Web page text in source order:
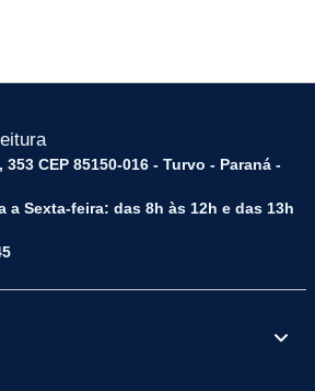
CEP 85150-016 - Turvo - Paraná -
a Sexta-feira: das 8h às 12h e das 13h